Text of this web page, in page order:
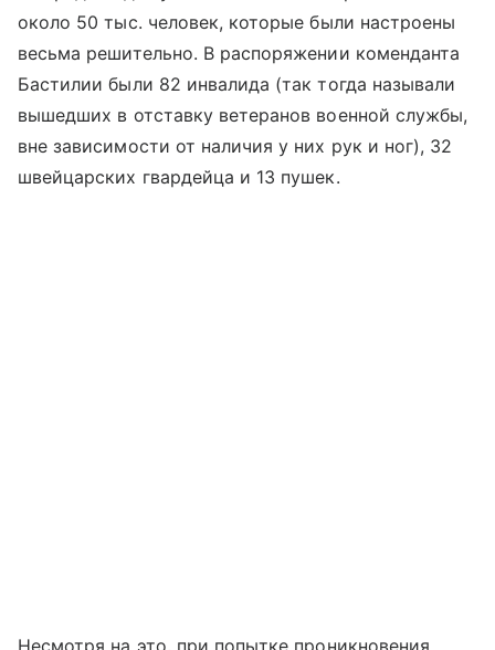
около 50 тыс. человек, которые были настроены
весьма решительно. В распоряжении коменданта
Бастилии были 82 инвалида (так тогда называли
вышедших в отставку ветеранов военной службы,
вне зависимости от наличия у них рук и ног), 32
швейцарских гвардейца и 13 пушек.
Несмотря на это, при попытке проникновения